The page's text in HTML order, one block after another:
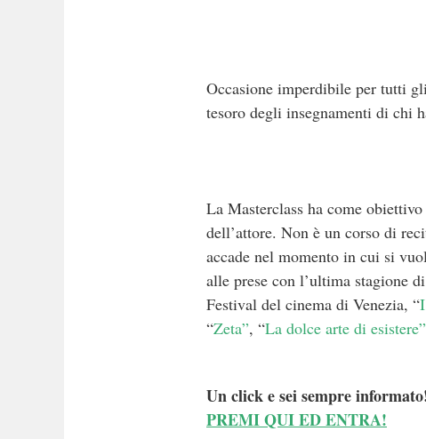
Occasione imperdibile per tutti
tesoro degli insegnamenti di chi
La Masterclass ha come
dell’attore. Non è un corso di
accade nel momento in cui si
alle prese con l’ultima stagione
Festival del cinema di Venezia, “
“Zeta”, “La dolce arte di esistere”
Un click e sei sempre
PREMI QUI ED ENTRA!